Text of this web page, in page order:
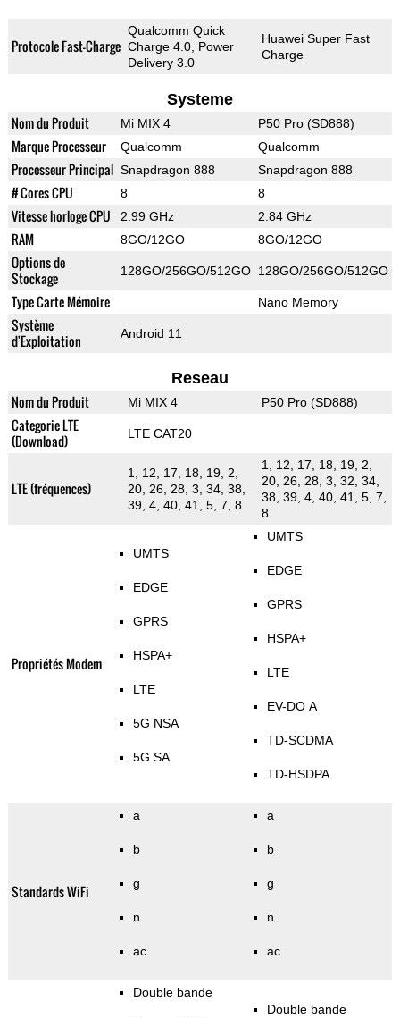
Protocole Fast-Charge
Qualcomm Quick
Charge 4.0, Power
Delivery 3.0
Huawei Super Fast
Charge
Systeme
Nom du Produit Mi MIX 4 P50 Pro (SD888)
Marque Processeur Qualcomm Qualcomm
Processeur Principal Snapdragon 888 Snapdragon 888
# Cores CPU 8 8
Vitesse horloge CPU 2.99 GHz 2.84 GHz
RAM 8GO/12GO 8GO/12GO
Options de
Stockage
128GO/256GO/512GO 128GO/256GO/512GO
Type Carte Mémoire Nano Memory
Système
d'Exploitation
Android 11
Reseau
Nom du Produit Mi MIX 4 P50 Pro (SD888)
Categorie LTE
(Download)
LTE CAT20
LTE (fréquences)
1, 12, 17, 18, 19, 2,
20, 26, 28, 3, 34, 38,
39, 4, 40, 41, 5, 7, 8
1, 12, 17, 18, 19, 2,
20, 26, 28, 3, 32, 34,
38, 39, 4, 40, 41, 5, 7,
8
Propriétés Modem
UMTS
EDGE
GPRS
HSPA+
LTE
5G NSA
5G SA
UMTS
EDGE
GPRS
HSPA+
LTE
EV-DO A
TD-SCDMA
TD-HSDPA
Standards WiFi
a
b
g
n
ac
a
b
g
n
ac
Double bande
Double bande